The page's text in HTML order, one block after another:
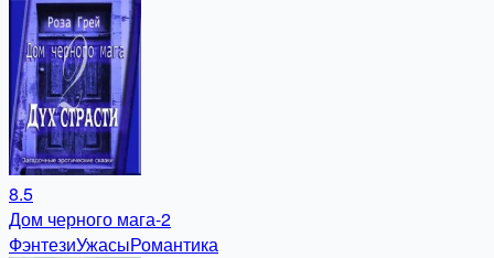
8.5
Дом черного мага-2
ФэнтезиУжасыРомантика